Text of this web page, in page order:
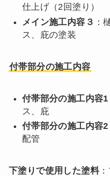
仕上げ（2回塗り）
メイン施工内容３ ：
ス、庇の塗装
付帯部分の施工内容
付帯部分の施工内容1
ス、庇
付帯部分の施工内容2
配管
下塗りで使用した塗料：